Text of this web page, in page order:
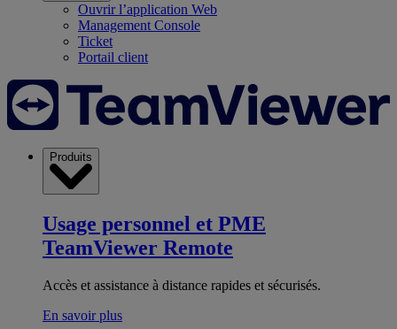
Ouvrir l’application Web
Management Console
Ticket
Portail client
Produits
Usage personnel et PME
TeamViewer Remote
Accès et assistance à distance rapides et sécurisés.
En savoir plus